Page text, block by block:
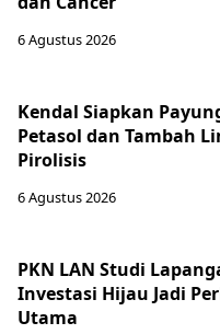
6 Agustus 2026
Kendal Siapkan
Petasol dan Tambah
Pirolisis
6 Agustus 2026
PKN LAN Studi
Investasi Hijau Jadi
Utama